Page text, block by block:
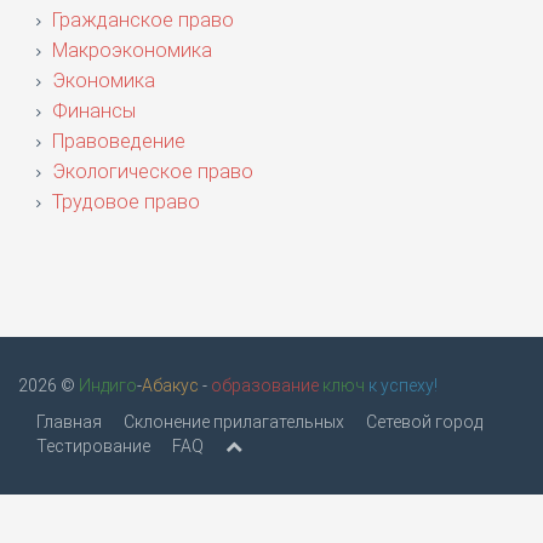
Гражданское право
Макроэкономика
Экономика
Финансы
Правоведение
Экологическое право
Трудовое право
2026 © Индиго-Абакус - образование ключ к успеху!
Главная
Склонение прилагательных
Сетевой город
Тестирование
FAQ